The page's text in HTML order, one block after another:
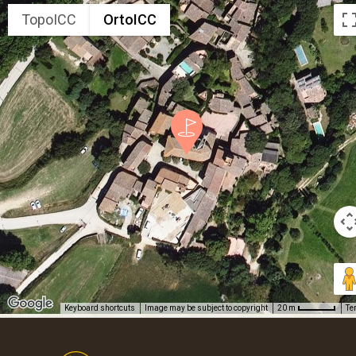
TopoICC OrtoICC
Keyboard shortcuts Image may be subject to copyright 20 m